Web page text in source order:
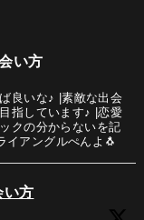
い方
良いな♪ |素敵な出会
指しています♪ |恋愛
クの分からないを記
イアングルぺんよ🐧
い方